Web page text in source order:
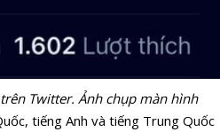
Twitter. Ảnh chụp màn hình
tiếng Anh và tiếng Trung Quốc